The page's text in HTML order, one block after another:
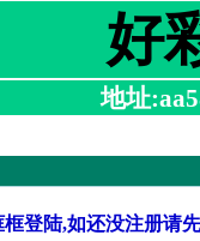
好
地址
登陆,如还没注册请